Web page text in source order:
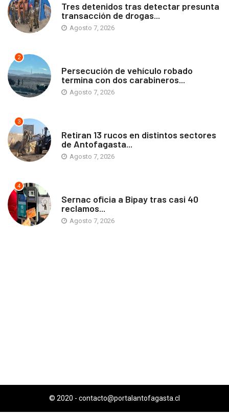
Tres detenidos tras detectar presunta
transacción de drogas...
Agosto 7, 2026
2
Persecución de vehículo robado
termina con dos carabineros...
Agosto 7, 2026
3
Retiran 13 rucos en distintos sectores
de Antofagasta...
Agosto 7, 2026
4
Sernac oficia a Bipay tras casi 40
reclamos...
Agosto 7, 2026
© 2020 - contacto@portalantofagasta.cl